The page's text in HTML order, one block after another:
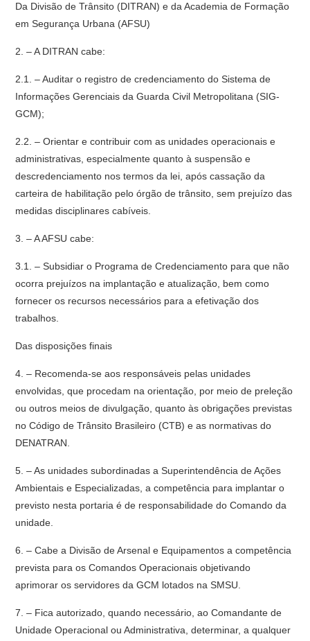
Da Divisão de Trânsito (DITRAN) e da Academia de Formação
em Segurança Urbana (AFSU)
2. – A DITRAN cabe:
2.1. – Auditar o registro de credenciamento do Sistema de
Informações Gerenciais da Guarda Civil Metropolitana (SIG-
GCM);
2.2. – Orientar e contribuir com as unidades operacionais e
administrativas, especialmente quanto à suspensão e
descredenciamento nos termos da lei, após cassação da
carteira de habilitação pelo órgão de trânsito, sem prejuízo das
medidas disciplinares cabíveis.
3. – A AFSU cabe:
3.1. – Subsidiar o Programa de Credenciamento para que não
ocorra prejuízos na implantação e atualização, bem como
fornecer os recursos necessários para a efetivação dos
trabalhos.
Das disposições finais
4. – Recomenda-se aos responsáveis pelas unidades
envolvidas, que procedam na orientação, por meio de preleção
ou outros meios de divulgação, quanto às obrigações previstas
no Código de Trânsito Brasileiro (CTB) e as normativas do
DENATRAN.
5. – As unidades subordinadas a Superintendência de Ações
Ambientais e Especializadas, a competência para implantar o
previsto nesta portaria é de responsabilidade do Comando da
unidade.
6. – Cabe a Divisão de Arsenal e Equipamentos a competência
prevista para os Comandos Operacionais objetivando
aprimorar os servidores da GCM lotados na SMSU.
7. – Fica autorizado, quando necessário, ao Comandante de
Unidade Operacional ou Administrativa, determinar, a qualquer